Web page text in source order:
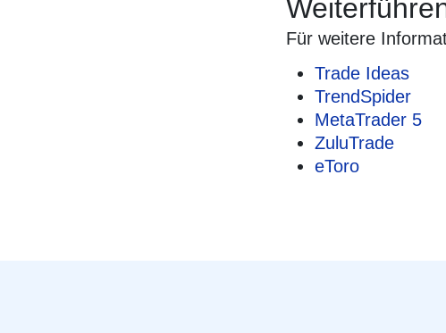
Für weitere
Trade Ideas
TrendSpider
MetaTrader 5
ZuluTrade
eToro